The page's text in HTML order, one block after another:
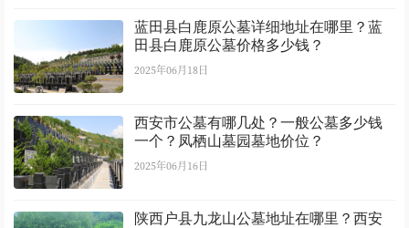
蓝田县白鹿原公墓详细地址在哪里？蓝
田县白鹿原公墓价格多少钱？
2025年06月18日
西安市公墓有哪几处？一般公墓多少钱
一个？凤栖山墓园墓地价位？
2025年06月16日
陕西户县九龙山公墓地址在哪里？西安